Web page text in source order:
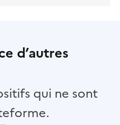
d’autres
qui ne sont